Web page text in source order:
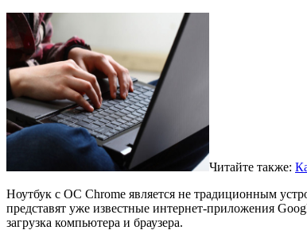
Читайте также:
Ноутбук с ОС Chrome является не традиционным
представят уже известные интернет-приложения
загрузка компьютера и браузера.